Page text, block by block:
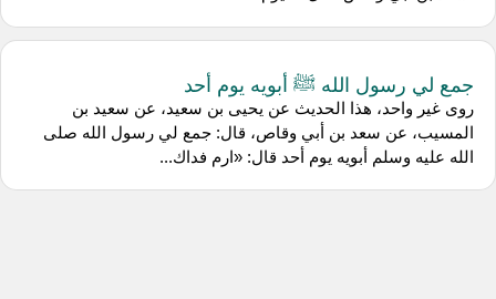
جمع لي رسول الله ﷺ أبويه يوم أحد
روى غير واحد، هذا الحديث عن يحيى بن سعيد، عن سعيد بن
المسيب، عن سعد بن أبي وقاص، قال: جمع لي رسول الله صلى
الله عليه وسلم أبويه يوم أحد قال: «ارم فداك...